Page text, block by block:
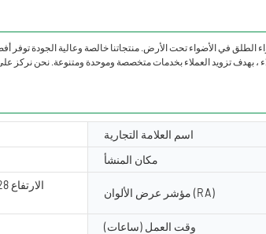
الطلق في الأضواء تحت الأرض. منتجاتنا خالصة وعالية الجودة توفر
اسم العلامة التجارية
مكان المنشأ
ديا 150-320mm الارتفاع 128 إلى 245 مم
مؤشر عرض الألوان (RA)
وقت العمل (ساعات)